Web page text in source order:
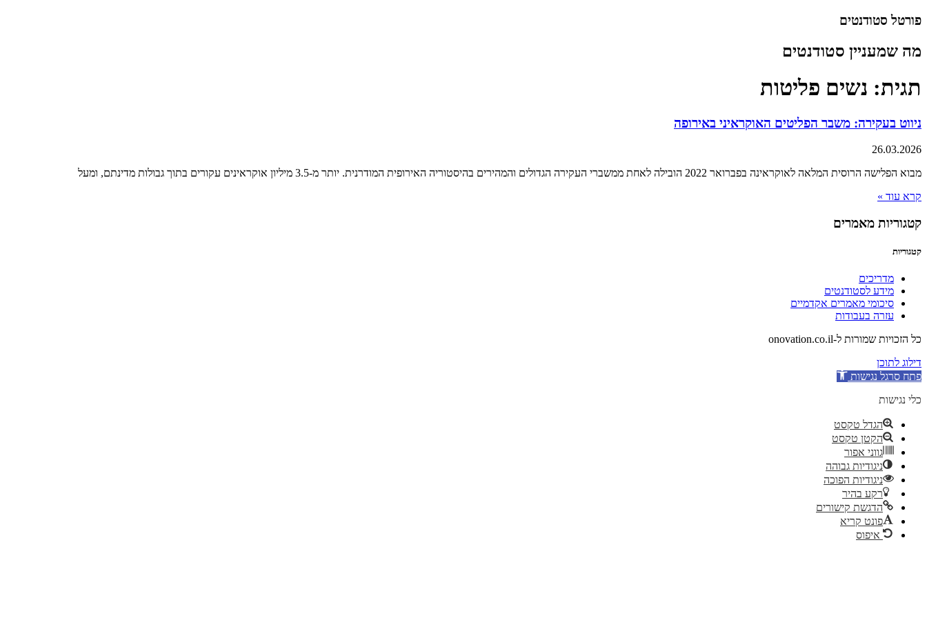
דלג
פורטל סטודנטים
מה שמעניין סטודנטים
תגית: נשים פליטות
ניווט בעקירה: משבר הפליטים האוקראיני באירופה
26.03.2026
מבוא הפלישה הרוסית המלאה לאוקראינה בפברואר 2022 הובילה לאחת ממשברי העקירה הגדולים והמהירים בהיסטוריה האירופית המודרנית. יותר מ-3.5 מיליון אוקראינים עקורים בתוך גבולות מדינתם, ומעל
קרא עוד »
קטגוריות מאמרים
קטגוריות
מדריכים
מידע לסטודנטים
סיכומי מאמרים אקדמיים
עזרה בעבודות
כל הזכויות שמורות ל-onovation.co.il
דילוג לתוכן
פתח סרגל נגישות
כלי נגישות
הגדל טקסט
הקטן טקסט
גווני אפור
ניגודיות גבוהה
ניגודיות הפוכה
רקע בהיר
הדגשת קישורים
פונט קריא
איפוס